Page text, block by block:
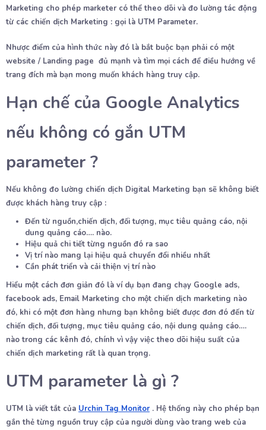
Marketing cho phép marketer có thể theo dõi và đo lường tác động
từ các chiến dịch Marketing : gọi là UTM Parameter.
Nhược điểm của hình thức này đó là bắt buộc bạn phải có một
website / Landing page đủ mạnh và tìm mọi cách để điều hướng về
trang đích mà bạn mong muốn khách hàng truy cập.
Hạn chế của Google Analytics
nếu không có gắn UTM
parameter ?
Nếu không đo lường chiến dịch Digital Marketing bạn sẽ không biết
được khách hàng truy cập :
Đến từ nguồn,chiến dịch, đối tượng, mục tiêu quảng cáo, nội
dung quảng cáo…. nào.
Hiệu quả chi tiết từng nguồn đó ra sao
Vị trí nào mang lại hiệu quả chuyển đổi nhiều nhất
Cần phát triển và cải thiện vị trí nào
Hiểu một cách đơn giản đó là ví dụ bạn đang chạy Google ads,
facebook ads, Email Marketing cho một chiến dịch marketing nào
đó, khi có một đơn hàng nhưng bạn không biết được đơn đó đến từ
chiến dịch, đối tượng, mục tiêu quảng cáo, nội dung quảng cáo….
nào trong các kênh đó, chính vì vậy việc theo dõi hiệu suất của
chiến dịch marketing rất là quan trọng.
UTM parameter là gì ?
UTM là viết tắt của Urchin Tag Monitor. Hệ thống này cho phép bạn
gắn thẻ từng nguồn truy cập của người dùng vào trang web của